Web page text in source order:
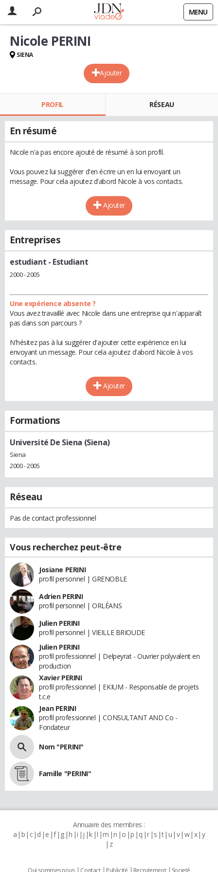
MENU
Ajouter
Nicole PERINI
SIENA
PROFIL RÉSEAU
En résumé
Nicole n'a pas encore ajouté de résumé à son profil.
Vous pouvez lui suggérer d'en écrire un en lui envoyant un
message. Pour cela ajoutez d'abord Nicole à vos contacts.
Ajouter
Entreprises
estudiant - Estudiant
2000 - 2005
Une expérience absente ?
Vous avez travaillé avec Nicole dans une entreprise qui n'apparaît
pas dans son parcours ?
N'hésitez pas à lui suggérer d'ajouter cette expérience en lui
envoyant un message. Pour cela ajoutez d'abord Nicole à vos
contacts.
Ajouter
Formations
Université De Siena (Siena)
Siena
2000 - 2005
Réseau
Pas de contact professionnel
Vous recherchez peut-être
Josiane PERINI
profil personnel | GRENOBLE
Adrien PERINI
profil personnel | ORLÉANS
Julien PERINI
profil personnel | VIEILLE BRIOUDE
Julien PERINI
profil professionnel | Delpeyrat - Ouvrier polyvalent en
production
Xavier PERINI
profil professionnel | EKIUM - Responsable de projets
t.c.e
Jean PERINI
profil professionnel | CONSULTANT AND Co -
Fondateur
Nom "PERINI"
Famille "PERINI"
Annuaire des membres :
a b c d e f g h i j k l m n o p q r s t u v w x y
z